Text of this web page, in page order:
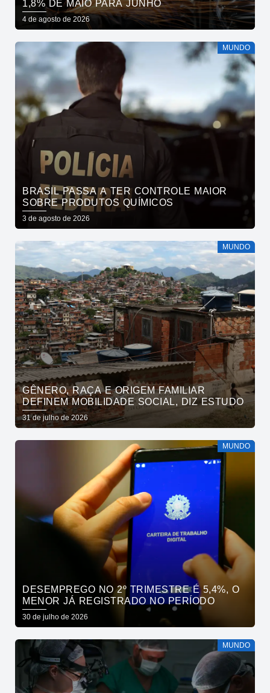
1,8% DE MAIO PARA JUNHO
4 de agosto de 2026
MUNDO
BRASIL PASSA A TER CONTROLE MAIOR
SOBRE PRODUTOS QUÍMICOS
3 de agosto de 2026
MUNDO
GÊNERO, RAÇA E ORIGEM FAMILIAR
DEFINEM MOBILIDADE SOCIAL, DIZ ESTUDO
31 de julho de 2026
MUNDO
DESEMPREGO NO 2º TRIMESTRE É 5,4%, O
MENOR JÁ REGISTRADO NO PERÍODO
30 de julho de 2026
MUNDO